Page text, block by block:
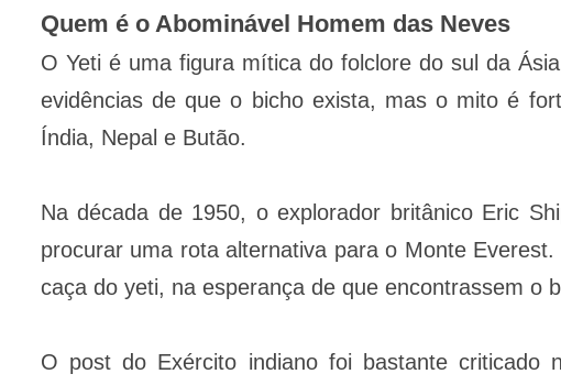
Quem é o Abominável Homem das Neves
O Yeti é uma figura mítica do folclore do sul da
evidências de que o bicho exista, mas o mito é
Índia, Nepal e Butão.
Na década de 1950, o explorador britânico Eric
procurar uma rota alternativa para o Monte
caça do yeti, na esperança de que encontrassem o
O post do Exército indiano foi bastante criticado